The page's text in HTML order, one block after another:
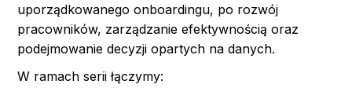
uporządkowanego onboardingu, po rozwój
pracowników, zarządzanie efektywnością oraz
podejmowanie decyzji opartych na danych.
W ramach serii łączymy: